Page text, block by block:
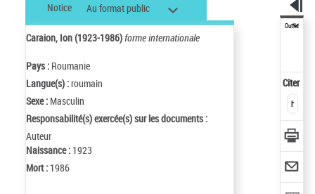
Notice Au format public
Caraion, Ion (1923-1986)forme internationale
Pays : Roumanie
Langue(s) :roumain
Sexe : Masculin
Responsabilité(s) exercée(s) sur les documents :
Auteur
Naissance : 1923
Mort : 1986
Outils
Citer